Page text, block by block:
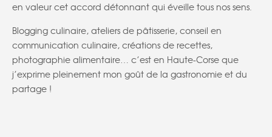
en valeur cet accord détonnant qui éveille tous nos sens.
Blogging culinaire, ateliers de pâtisserie, conseil en
communication culinaire, créations de recettes,
photographie alimentaire… c’est en Haute-Corse que
j’exprime pleinement mon goût de la gastronomie et du
partage !